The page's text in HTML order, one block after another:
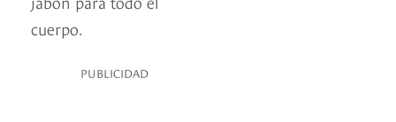
cuerpo.
PUBLICIDAD